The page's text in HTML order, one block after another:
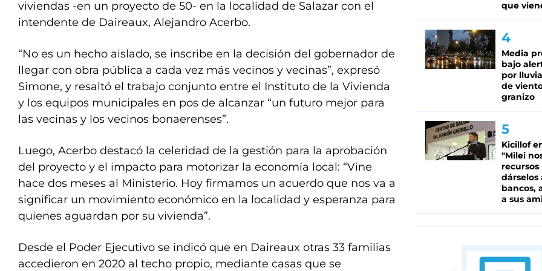
viviendas -en un proyecto de 50- en la localidad de Salazar con el
intendente de Daireaux, Alejandro Acerbo.
“No es un hecho aislado, se inscribe en la decisión del gobernador de
llegar con obra pública a cada vez más vecinos y vecinas”, expresó
Simone, y resaltó el trabajo conjunto entre el Instituto de la Vivienda
y los equipos municipales en pos de alcanzar “un futuro mejor para
las vecinas y los vecinos bonaerenses”.
Luego, Acerbo destacó la celeridad de la gestión para la aprobación
del proyecto y el impacto para motorizar la economía local: “Vine
hace dos meses al Ministerio. Hoy firmamos un acuerdo que nos va a
significar un movimiento económico en la localidad y esperanza para
quienes aguardan por su vivienda”.
Desde el Poder Ejecutivo se indicó que en Daireaux otras 33 familias
accedieron en 2020 al techo propio, mediante casas que se
que
Media
bajo
por
de
granizo
Kicillof
"Milei
recursos
dárselos
bancos,
a sus